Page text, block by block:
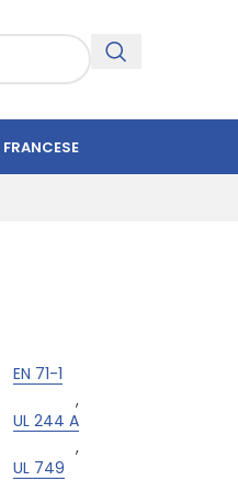
FRANCESE
EN 71-1
,
UL 244 A
,
UL 749